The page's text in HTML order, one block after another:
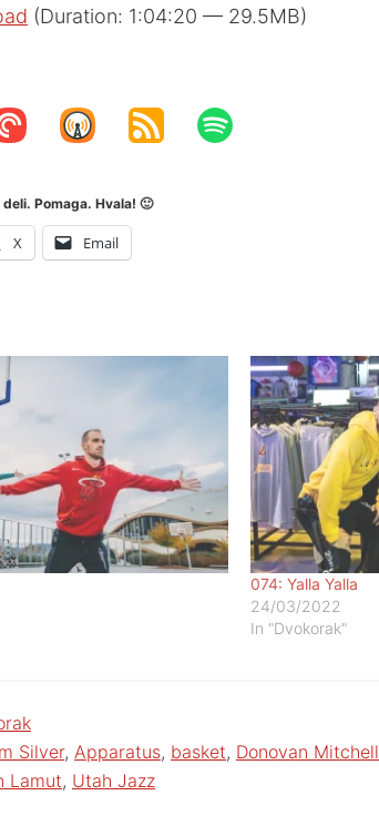
(Duration: 1:04:20 — 29.5MB)
Pomaga. Hvala! 🙂
X Email
074: Yalla Yalla
24/03/2022
In "Dvokorak"
Silver, Apparatus, basket, Donovan Mitchell
Lamut, Utah Jazz